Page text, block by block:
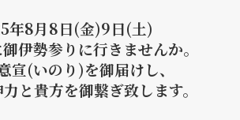
年8月8日(金)9日(土)
伊勢参りに行きませんか。
宣(いのり)を御届けし、
と貴方を御繋ぎ致します。